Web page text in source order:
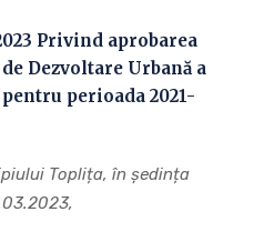
Privind aprobarea
Dezvoltare Urbană a
perioada 2021-
Toplița, în ședința